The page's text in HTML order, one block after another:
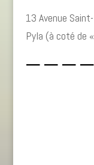
13 Avenue
Pyla (à coté de
— — —